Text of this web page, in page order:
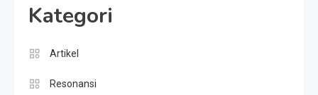
Kedempel: Saat Presiden
Gareng Lebih Sibuk Orasi
daripada Urus Nasi
Artikel
Menjaga Selendang Tetap
Kategori
Artikel
Resonansi